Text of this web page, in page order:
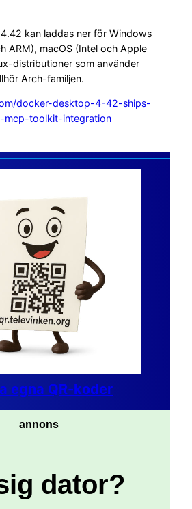
kan laddas ner för Windows
ARM), macOS (Intel och Apple
distributioner som använder
Arch-familjen.
docker-desktop-4-42-ships-
mcp-toolkit-integration
egna QR-koder
annons
dator?